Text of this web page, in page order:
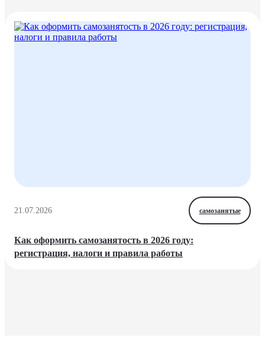
21.07.2026 самозанятые
Как оформить самозанятость в 2026 году:
регистрация, налоги и правила работы